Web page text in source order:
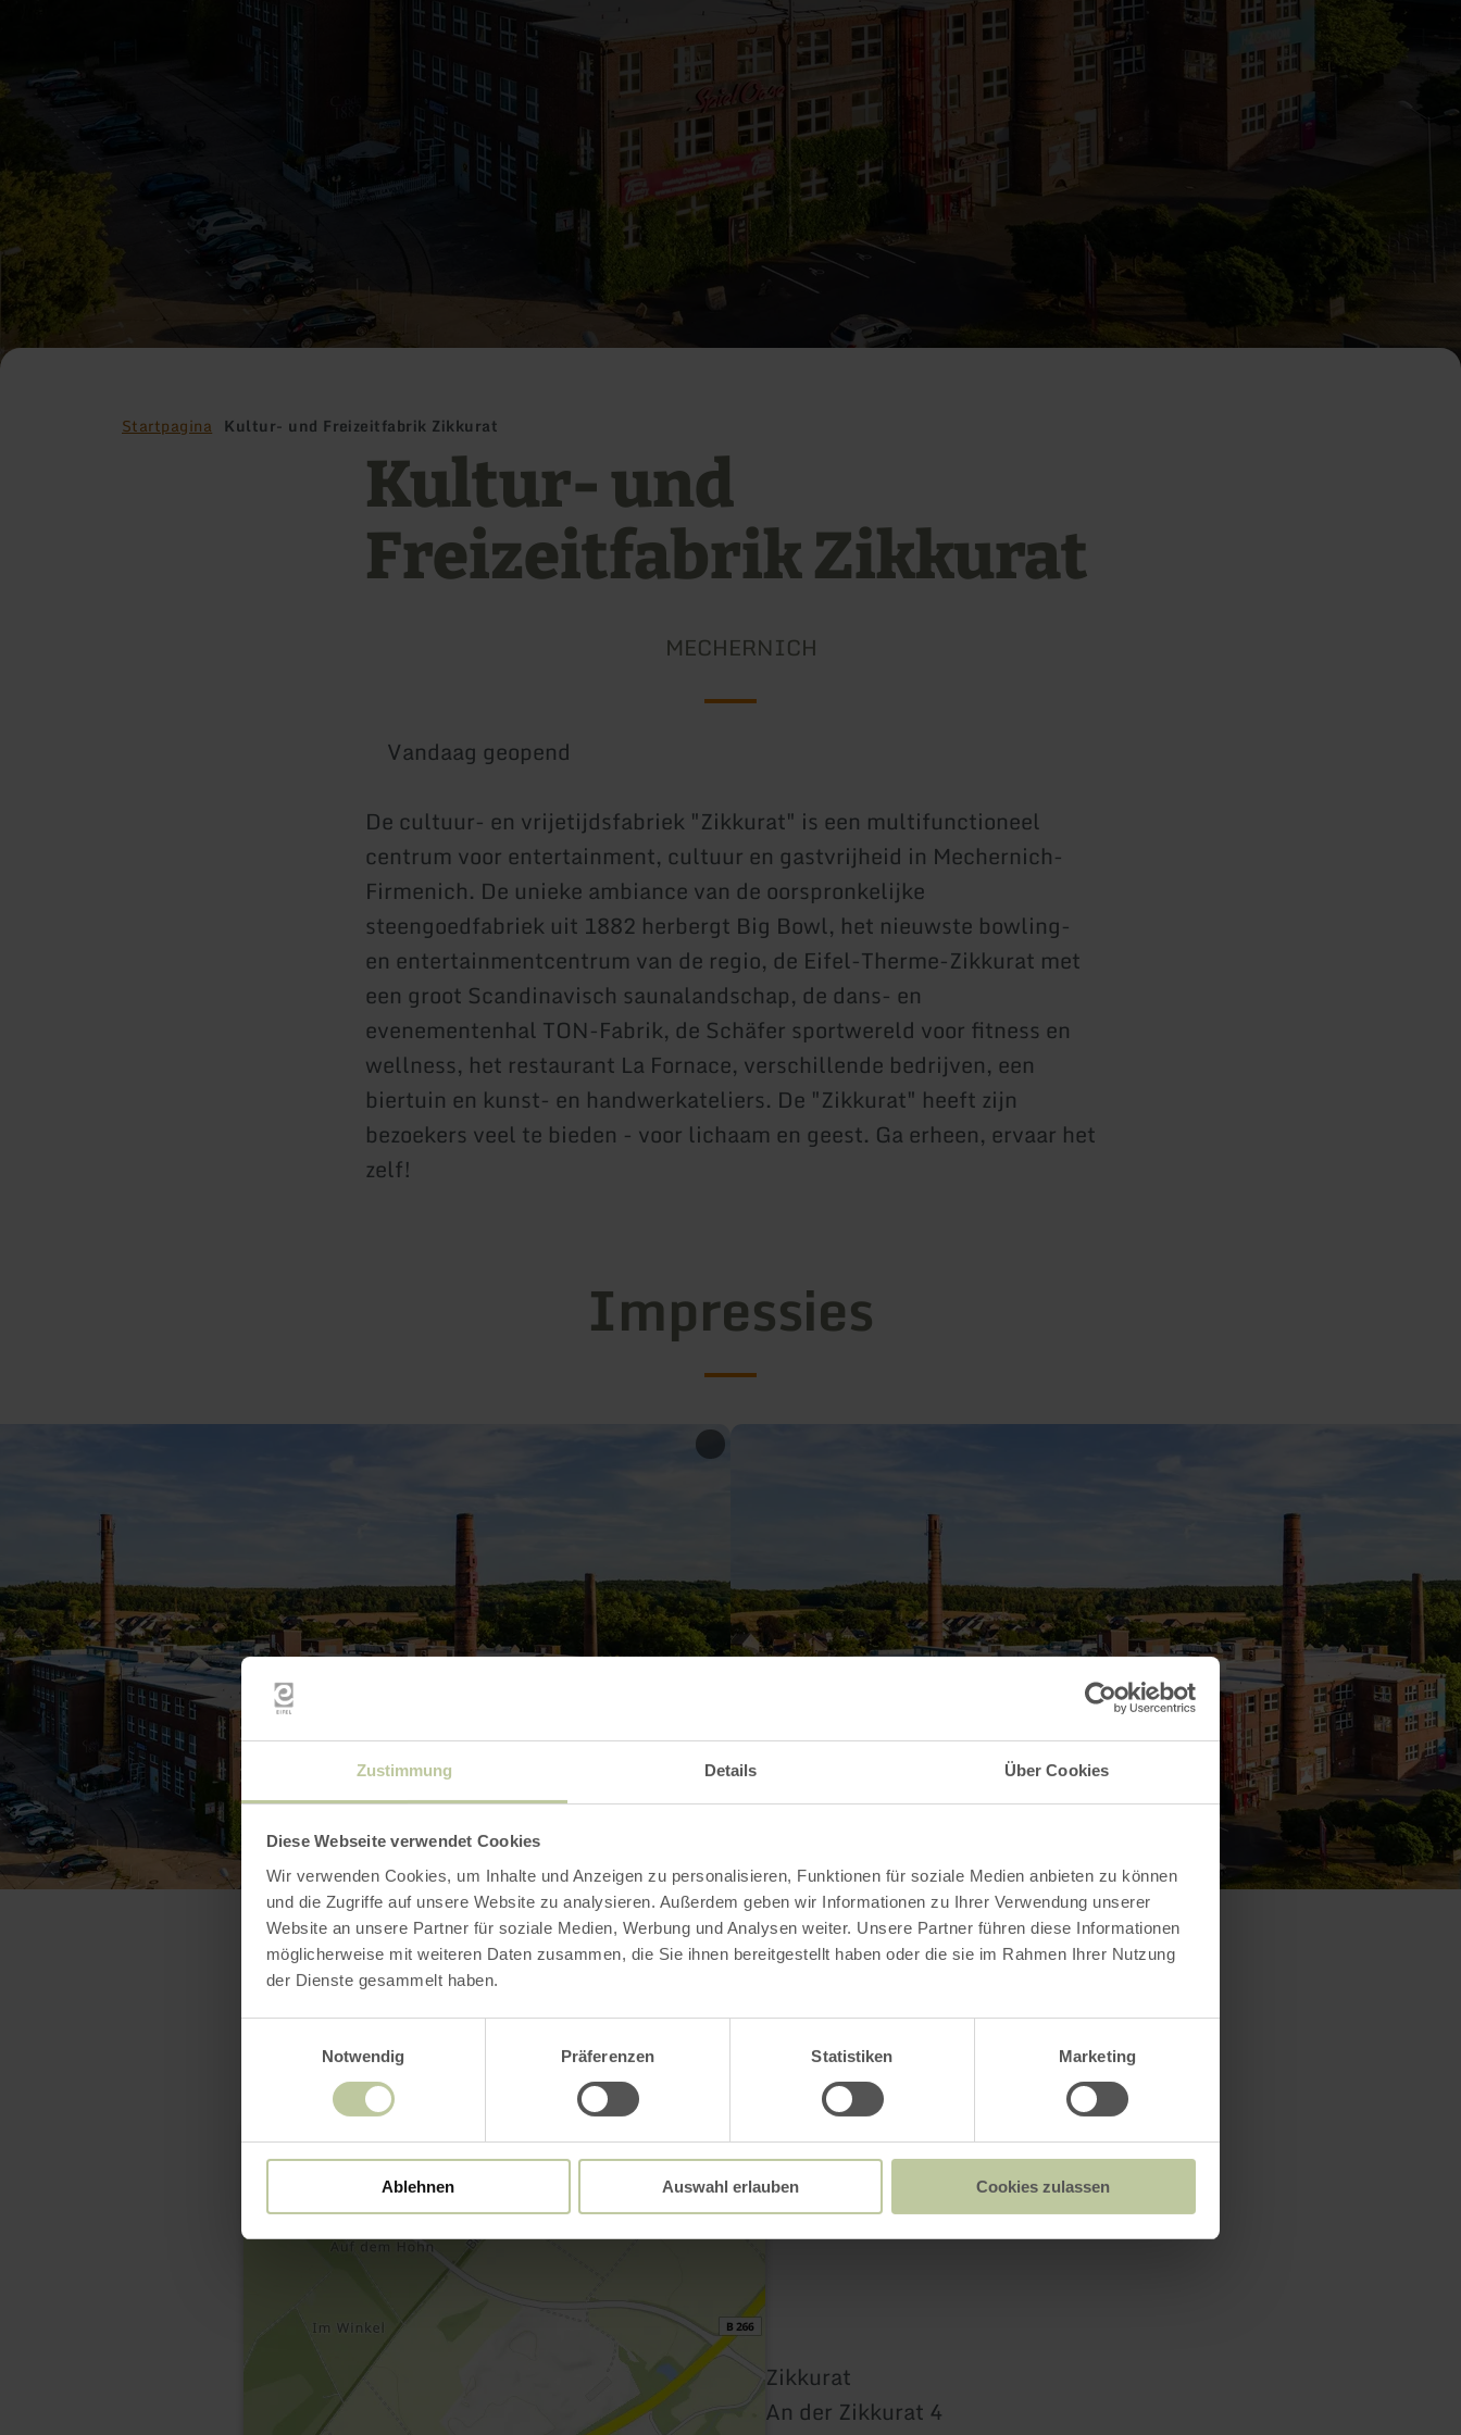
Zustimmung Details Über Cookies
Diese Webseite verwendet Cookies
Wir verwenden Cookies, um Inhalte und Anzeigen zu personalisieren, Funktionen für soziale Medien anbieten zu können
und die Zugriffe auf unsere Website zu analysieren. Außerdem geben wir Informationen zu Ihrer Verwendung unserer
Website an unsere Partner für soziale Medien, Werbung und Analysen weiter. Unsere Partner führen diese Informationen
möglicherweise mit weiteren Daten zusammen, die Sie ihnen bereitgestellt haben oder die sie im Rahmen Ihrer Nutzung
der Dienste gesammelt haben.
Notwendig
Präferenzen Statistiken Marketing
Ablehnen Auswahl erlauben Cookies zulassen
Startpagina Kultur- und Freizeitfabrik Zikkurat
Kultur- und
Freizeitfabrik Zikkurat
MECHERNICH
Vandaag geopend
De cultuur- en vrijetijdsfabriek "Zikkurat" is een multifunctioneel
centrum voor entertainment, cultuur en gastvrijheid in Mechernich-
Firmenich. De unieke ambiance van de oorspronkelijke
steengoedfabriek uit 1882 herbergt Big Bowl, het nieuwste bowling-
en entertainmentcentrum van de regio, de Eifel-Therme-Zikkurat met
een groot Scandinavisch saunalandschap, de dans- en
evenementenhal TON-Fabrik, de Schäfer sportwereld voor fitness en
wellness, het restaurant La Fornace, verschillende bedrijven, een
biertuin en kunst- en handwerkateliers. De "Zikkurat" heeft zijn
bezoekers veel te bieden - voor lichaam en geest. Ga erheen, ervaar het
zelf!
Impressies
Contact
Zikkurat
An der Zikkurat 4